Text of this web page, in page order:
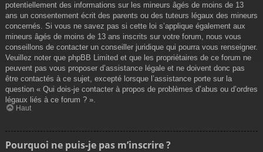
potentiellement des informations sur les mineurs âgés de moins de 13
ans un consentement écrit des parents ou des tuteurs légaux des mineurs
concernés. Si vous ne savez pas si cette loi s’applique également aux
mineurs âgés de moins de 13 ans inscrits sur votre forum, nous vous
conseillons de contacter un conseiller juridique qui pourra vous renseigner.
Veuillez noter que phpBB Limited et que les propriétaires de ce forum ne
peuvent pas vous proposer d’assistance légale et ne doivent donc pas
être contactés à ce sujet, excepté lorsque l’assistance porte sur la
question « Qui dois-je contacter à propos de problèmes d’abus ou d’ordres
légaux liés à ce forum ? ».
Haut
Pourquoi ne puis-je pas m’inscrire ?